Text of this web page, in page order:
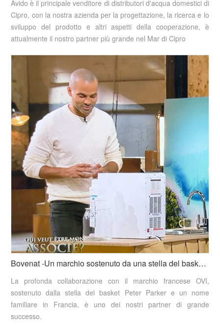
Avido è il principale venditore di distributori d'acqua domestici di
Cipro, con la nostra azienda per la progettazione, la ricerca e lo
sviluppo del prodotto e altri aspetti della cooperazione, è
attualmente il nostro partner più grande nel Mar di Cipro
Bovenat -Un marchio sostenuto da una stella del basket francese
La profonda collaborazione con il marchio francese OVI,
sostenuto dalla stella del basket Peter Parker e un nome
familiare in Francia, è uno dei nostri partner di grande
successo.